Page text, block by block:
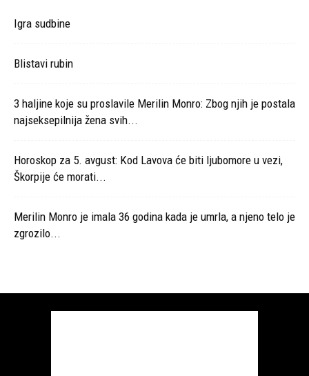
Igra sudbine
Blistavi rubin
3 haljine koje su proslavile Merilin Monro: Zbog njih je postala
najseksepilnija žena svih...
Horoskop za 5. avgust: Kod Lavova će biti ljubomore u vezi,
Škorpije će morati...
Merilin Monro je imala 36 godina kada je umrla, a njeno telo je
zgrozilo...